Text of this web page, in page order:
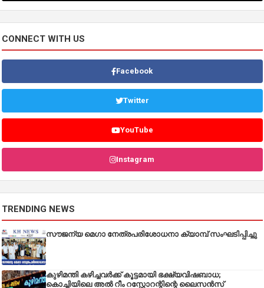
CONNECT WITH US
Facebook
Twitter
YouTube
Instagram
TRENDING NEWS
സൗജന്യ മെഗാ നേത്രപരിശോധനാ ക്യാമ്പ് സംഘടിപ്പിച്ചു
കുഴിമന്തി കഴിച്ചവർക്ക് കൂട്ടമായി ഭക്ഷ്യവിഷബാധ;
കൊച്ചിയിലെ അൽ റീം റസ്റ്റോറന്റിന്റെ ലൈസൻസ്